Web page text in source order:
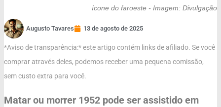
ícone do faroeste - Imagem: Divulgação
Augusto Tavares 13 de agosto de 2025
*Aviso de transparência:* este artigo contém links de afiliado. Se você
comprar através deles, podemos receber uma pequena comissão,
sem custo extra para você.
Matar ou morrer 1952 pode ser assistido em